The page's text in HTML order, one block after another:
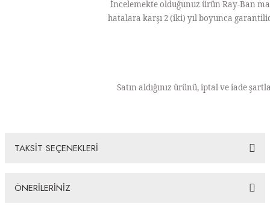
İncelemekte olduğunuz ürün Ray-Ban
hatalara karşı 2 (iki) yıl boyunca
Satın aldığınız ürünü, iptal ve iade
TAKSİT SEÇENEKLERİ
ÖNERİLERİNİZ